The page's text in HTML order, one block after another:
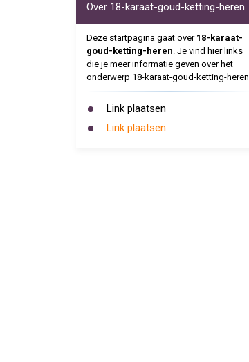
Over 18-karaat-goud-ketting-heren
Deze startpagina gaat over 18-karaat-
goud-ketting-heren. Je vind hier links
die je meer informatie geven over het
onderwerp 18-karaat-goud-ketting-
Link plaatsen
Link plaatsen